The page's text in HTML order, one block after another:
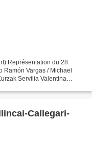
Représentation du 28
Vargas / Michael
Servilia Valentina
Callegari-